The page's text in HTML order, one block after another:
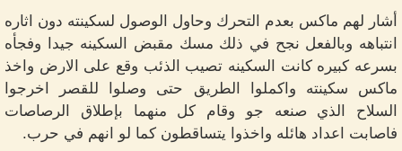
أشار لهم ماكس بعدم التحرك وحاول الوصول لسكينته دون اثاره
انتباهه وبالفعل نجح في ذلك مسك مقبض السكينه جيدا وفجأه
بسرعه كبيره كانت السكينه تصيب الذئب وقع على الارض واخذ
ماكس سكينته واكملوا الطريق حتى وصلوا للقصر اخرجوا
السلاح الذي صنعه جو وقام كل منهما بإطلاق الرصاصات
فاصابت اعداد هائله واخذوا يتساقطون كما لو انهم في حرب.